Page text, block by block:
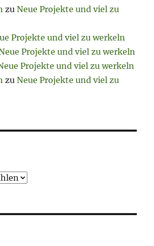
zuNeue Projekte und viel zu
Projekte und viel zu werkeln
Projekte und viel zu werkeln
Projekte und viel zu werkeln
zuNeue Projekte und viel zu